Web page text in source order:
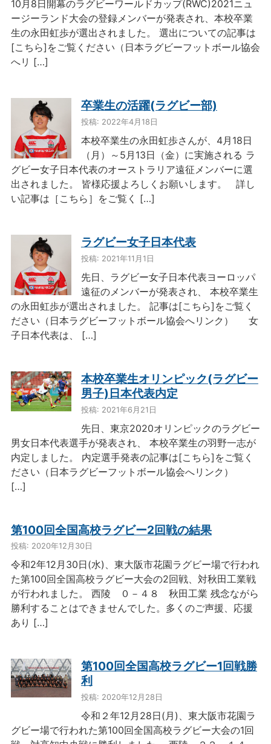
10月8日開幕のラグビーワールドカップ(RWC)2021ニュ
ージーランド大会の登録メンバーが発表され、本校卒業
生の永田虹歩が選出されました。 選出についての記事は
[こちら]をご覧ください（日本ラグビーフットボール協会
へリ […]
卒業生の活躍(ラグビー部)
投稿: 2022年4月18日
本校卒業生の永田虹歩さんが、4月18日
（月）～5月13日（金）に実施される ラ
グビー女子日本代表のオーストラリア遠征メンバーに選
出されました。 皆様応援よろしくお願いします。 詳し
い記事は［こちら］をご覧く […]
ラグビー女子日本代表
投稿: 2021年11月1日
先日、ラグビー女子日本代表ヨーロッパ
遠征のメンバーが発表され、 本校卒業生
の永田虹歩が選出されました。 記事は[こちら]をご覧く
ださい（日本ラグビーフットボール協会へリンク） 女
子日本代表は、 […]
本校卒業生オリンピック(ラグビー
男子)日本代表内定
投稿: 2021年6月21日
先日、東京2020オリンピックのラグビー
男女日本代表選手が発表され、 本校卒業生の羽野一志が
内定しました。 内定選手発表の記事は[こちら]をご覧く
ださい（日本ラグビーフットボール協会へリンク）
[…]
第100回全国高校ラグビー2回戦の結果
投稿: 2020年12月30日
令和2年12月30日(水)、東大阪市花園ラグビー場で行われ
た第100回全国高校ラグビー大会の2回戦、対秋田工業戦
が行われました。 西陵 ０－４８ 秋田工業 残念ながら
勝利することはできませんでした。多くのご声援、応援
あり […]
第100回全国高校ラグビー1回戦勝
利
投稿: 2020年12月28日
令和２年12月28日(月)、東大阪市花園ラ
グビー場で行われた第100回全国高校ラグビー大会の1回